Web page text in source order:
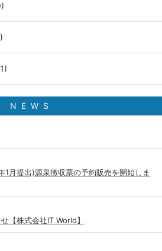
N E W S
1月提出)源泉徴収票の予約販売を開始しま
【株式会社IT World】